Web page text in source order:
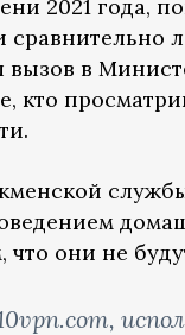
2021 года,
сравнительно
в
кто
они не